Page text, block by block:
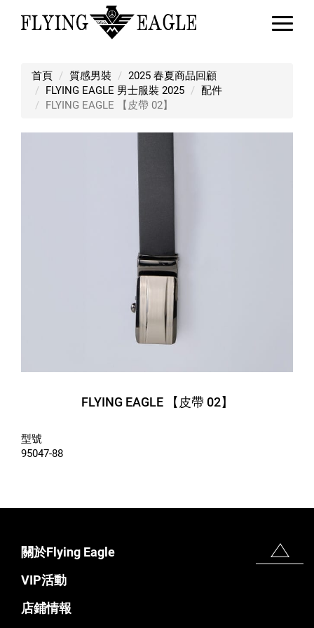
首頁 質感男裝
2025 春夏商品回顧
FLYING EAGLE 男士服裝 2025
配件
FLYING EAGLE 【皮帶 02】
FLYING EAGLE 【皮帶 02】
型號
95047-88
關於Flying Eagle
VIP活動
店鋪情報